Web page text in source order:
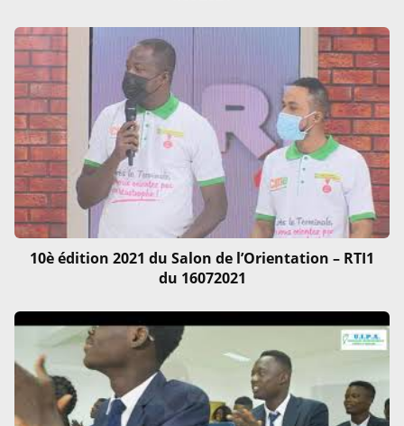
10è édition 2021 du Salon de l’Orientation – RTI1
du 16072021